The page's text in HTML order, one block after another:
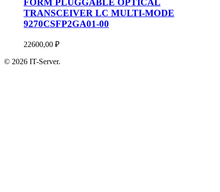
FORM PLUGGABLE OPTICAL
TRANSCEIVER LC MULTI-MODE
9270CSFP2GA01-00
22600,00 ₽
© 2026 IT-Server.